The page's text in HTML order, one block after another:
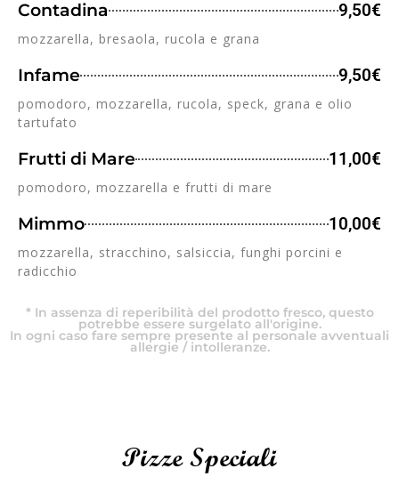
Contadina 9,50€
mozzarella, bresaola, rucola e grana
Infame 9,50€
pomodoro, mozzarella, rucola, speck, grana e olio
tartufato
Frutti di Mare 11,00€
pomodoro, mozzarella e frutti di mare
Mimmo 10,00€
mozzarella, stracchino, salsiccia, funghi porcini e
radicchio
* In assenza di reperibilità del prodotto fresco, questo
potrebbe essere surgelato all'origine.
In ogni caso fare sempre presente al personale avventuali
allergie / intolleranze.
Pizze Speciali